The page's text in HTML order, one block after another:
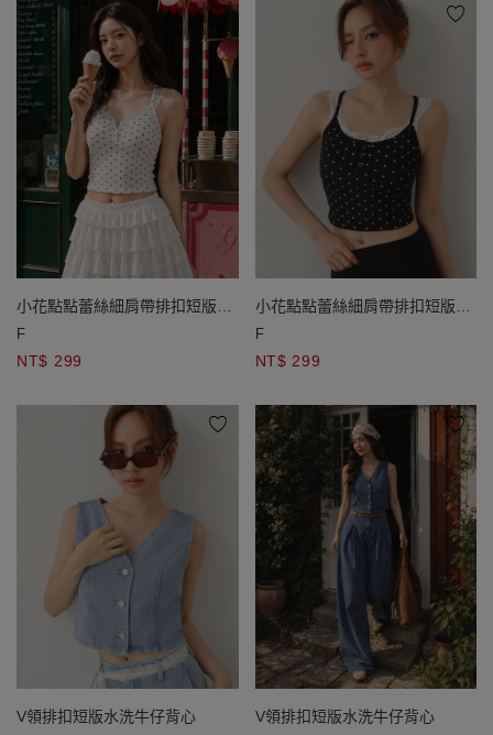
小花點點蕾絲細肩帶排扣短版
BRA背心
F
NT$ 299
小花點點蕾絲細肩帶排扣短版
BRA背心
F
NT$ 299
V領排扣短版水洗牛仔背心 V領排扣短版水洗牛仔背心